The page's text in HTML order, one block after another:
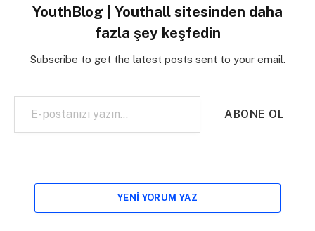
YouthBlog | Youthall sitesinden daha
fazla şey keşfedin
Subscribe to get the latest posts sent to your email.
E-postanızı yazın…
ABONE OL
YENI YORUM YAZ